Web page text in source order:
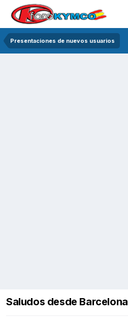
Presentaciones de nuevos usuarios
Saludos desde Barcelona